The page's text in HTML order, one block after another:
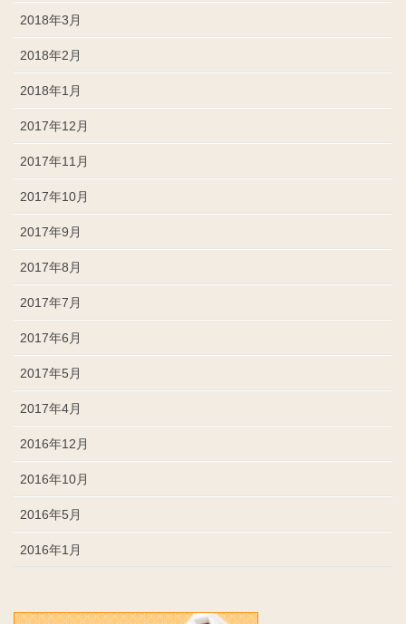
2018年3月
2018年2月
2018年1月
2017年12月
2017年11月
2017年10月
2017年9月
2017年8月
2017年7月
2017年6月
2017年5月
2017年4月
2016年12月
2016年10月
2016年5月
2016年1月